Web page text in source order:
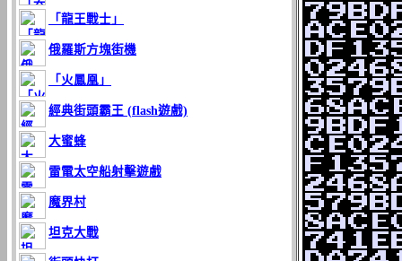
「龍王戰士」
俄羅斯方塊街機
「火鳳凰」
經典街頭霸王 (flash遊戲)
大蜜蜂
雷電太空船射擊遊戲
魔界村
坦克大戰